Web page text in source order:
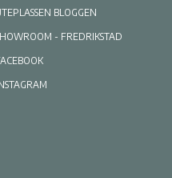
BLOGGEN
- FREDRIKSTAD